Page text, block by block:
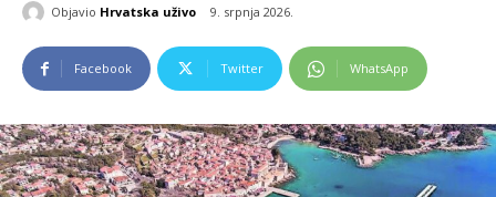
Objavio Hrvatska uživo 9. srpnja 2026.
Facebook Twitter WhatsApp